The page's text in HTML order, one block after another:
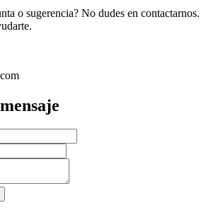
o sugerencia? No dudes en contactarnos.